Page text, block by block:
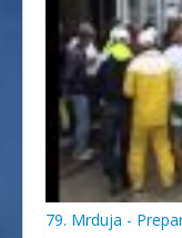
79. Mrduja -